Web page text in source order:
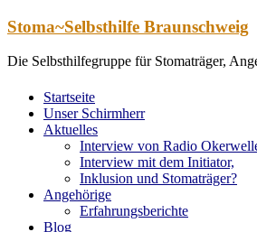
Zum
springen
Stoma~Selbsthilfe Braunschweig
Die Selbsthilfegruppe für Stomaträger,
Startseite
Unser Schirmherr
Aktuelles
Interview von Radio
Interview mit dem Initiator,
Inklusion und Stomaträger?
Angehörige
Erfahrungsberichte
Blog